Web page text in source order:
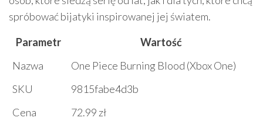
spróbować bijatyki inspirowanej jej światem.
Parametr
Wartość
Nazwa
One Piece Burning Blood (Xbox One)
SKU
9815fabe4d3b
Cena
72.99 zł